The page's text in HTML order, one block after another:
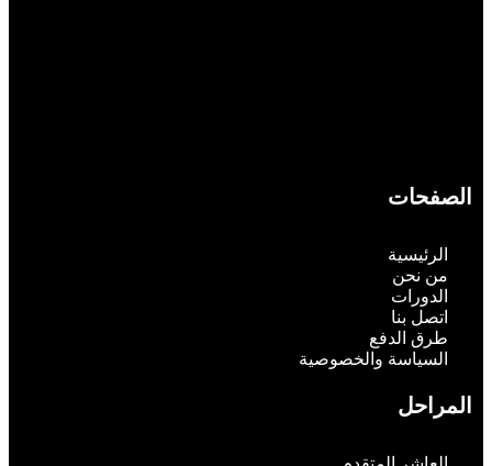
الصفحات
الرئيسية
من نحن
الدورات
اتصل بنا
طرق الدفع
السياسة والخصوصية
المراحل